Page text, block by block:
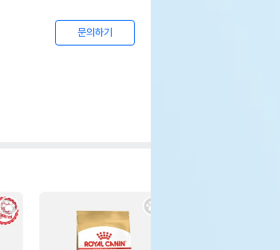
문의하기